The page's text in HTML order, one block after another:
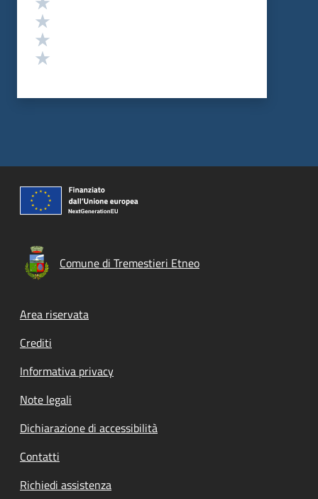
Comune di Tremestieri Etneo
Footer menu
Area riservata
Crediti
Informativa privacy
Note legali
Dichiarazione di accessibilità
Contatti
Richiedi assistenza